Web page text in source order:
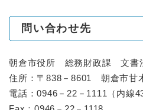
問い合わせ先
朝倉市役所 総務財政課 文書
住所：〒838－8601 朝倉市甘
電話：0946－22－1111（内線